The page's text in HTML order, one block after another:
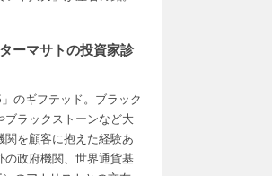
ーマサトの投資家診
」のギフテッド。ブラック
ブラックストーンなど大
関を顧客に抱えた経験あ
の政府機関、世界通貨基